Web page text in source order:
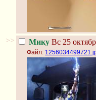
>> Мику Вс 25
Файл: